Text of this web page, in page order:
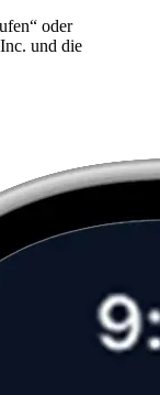
oder
und die